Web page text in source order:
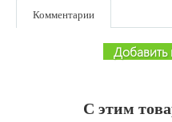
Комментарии
Добавить
С этим